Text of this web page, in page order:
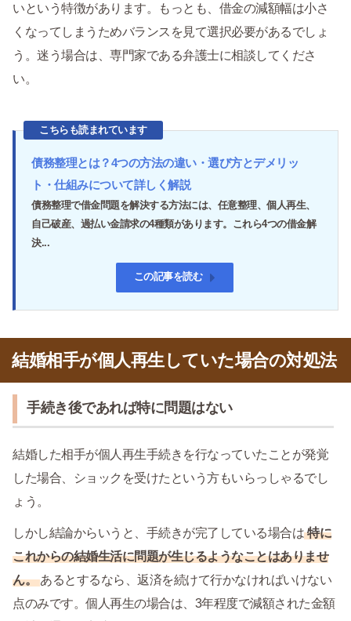
いという特徴があります。もっとも、借金の減額幅は小さ
くなってしまうためバランスを見て選択必要があるでしょ
う。迷う場合は、専門家である弁護士に相談してくださ
い。
こちらも読まれています
債務整理とは？4つの方法の違い・選び方とデメリッ
ト・仕組みについて詳しく解説
債務整理で借金問題を解決する方法には、任意整理、個人再生、
自己破産、過払い金請求の4種類があります。これら4つの借金解
決...
この記事を読む
結婚相手が個人再生していた場合の対処法
手続き後であれば特に問題はない
結婚した相手が個人再生手続きを行なっていたことが発覚
した場合、ショックを受けたという方もいらっしゃるでし
ょう。
しかし結論からいうと、手続きが完了している場合は 特に
これからの結婚生活に問題が生じるようなことはありませ
ん。 あるとするなら、返済を続けて行かなければいけない
点のみです。個人再生の場合は、3年程度で減額された金額